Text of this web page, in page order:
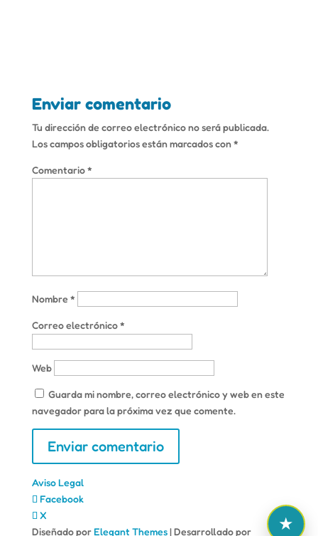
Enviar comentario
Tu dirección de correo electrónico no será publicada.
Los campos obligatorios están marcados con*
Comentario*
Nombre *
Correo electrónico*
Web
Guarda mi nombre, correo electrónico y web en este
navegador para la próxima vez que comente.
Aviso Legal
Facebook
X
Diseñado porElegant Themes| Desarrollado por